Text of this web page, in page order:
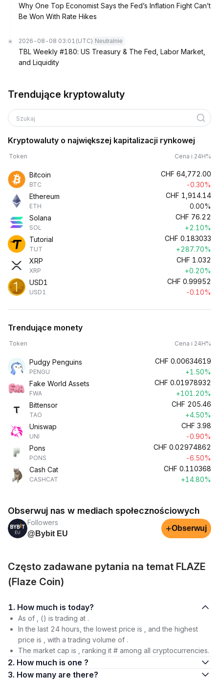
Why One Top Economist Says the Fed’s Inflation Fight Can’t
Be Won With Rate Hikes
2026-08-08 03:01 (UTC) Neutralnie
TBL Weekly #180: US Treasury & The Fed, Labor Market,
and Liquidity
Trendujące kryptowaluty
Szukaj
Kryptowaluty o największej kapitalizacji rynkowej
Token Cena i 24H%
Bitcoin
BTC
CHF 64,772.00
-0.30%
Ethereum
ETH
CHF 1,914.14
0.00%
Solana
SOL
CHF 76.22
+2.10%
Tutorial
TUT
CHF 0.183033
+287.70%
XRP
XRP
CHF 1.032
+0.20%
USD1
USD1
CHF 0.99952
-0.10%
Trendujące monety
Token Cena i 24H%
Pudgy Penguins
PENGU
CHF 0.00634619
+1.50%
Fake World Assets
FWA
CHF 0.01978932
+101.20%
Bittensor
TAO
CHF 205.46
+4.50%
Uniswap
UNI
CHF 3.98
-0.90%
Pons
PONS
CHF 0.02974862
-6.50%
Cash Cat
CASHCAT
CHF 0.110368
+14.80%
Obserwuj nas w mediach społecznościowych
Followers
@Bybit EU
+Obserwuj
Często zadawane pytania na temat FLAZE
(Flaze Coin)
1. How much is today?
As of , () is trading at .
In the last 24 hours, the lowest price is , and the highest
price is , with a trading volume of .
The market cap is , ranking it # among all cryptocurrencies.
2. How much is one ?
3. How many are there?